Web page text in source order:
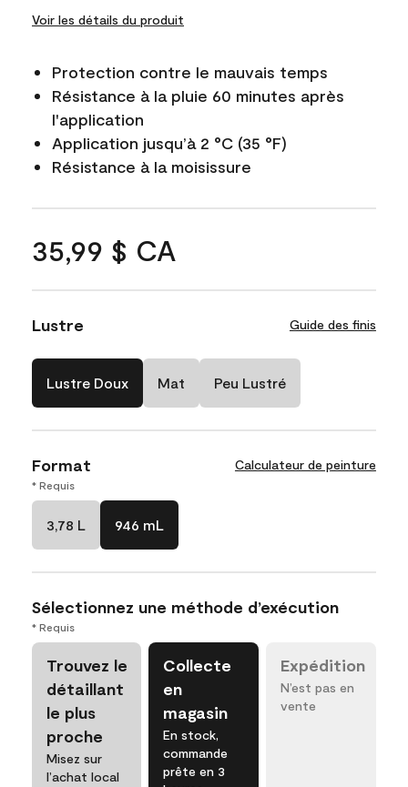
Voir les détails du produit
Protection contre le mauvais temps
Résistance à la pluie 60 minutes après
l'application
Application jusqu’à 2 °C (35 °F)
Résistance à la moisissure
35,99 $ CA
Lustre Guide des finis
Lustre Doux Mat Peu Lustré
Format Calculateur de peinture
* Requis
3,78 L 946 mL
Sélectionnez une méthode d’exécution
* Requis
Trouvez le
détaillant
le plus
proche
Misez sur
l’achat local
Collecte
en
magasin
En stock,
commande
prête en 3
Expédition
N’est pas en
vente